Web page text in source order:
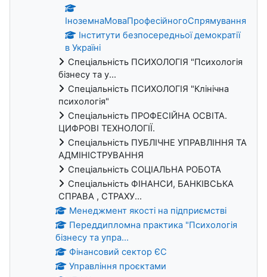
ІноземнаМоваПрофесійногоСпрямування
Інститути безпосередньої демократії
в Україні
Спеціальність ПСИХОЛОГІЯ "Психологія
бізнесу та у...
Спеціальність ПСИХОЛОГІЯ "Клінічна
психологія"
Спеціальність ПРОФЕСІЙНА ОСВІТА.
ЦИФРОВІ ТЕХНОЛОГІЇ.
Спеціальність ПУБЛІЧНЕ УПРАВЛІННЯ ТА
АДМІНІСТРУВАННЯ
Спеціальність СОЦІАЛЬНА РОБОТА
Спеціальність ФІНАНСИ, БАНКІВСЬКА
СПРАВА , СТРАХУ...
Менеджмент якості на підприємстві
Переддипломна практика "Психологія
бізнесу та упра...
Фінансовий сектор ЄС
Управління проєктами